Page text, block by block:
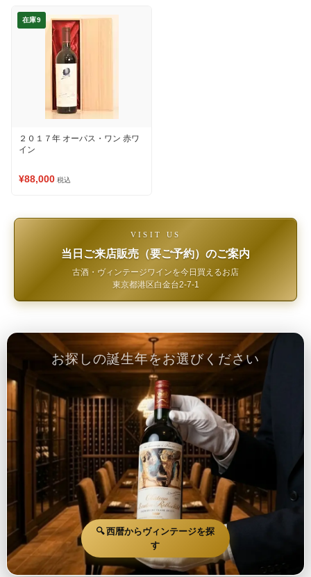
在庫9
２０１７年 オーパス・ワン 赤ワ
イン
¥88,000 税込
VISIT US
当日ご来店販売（要ご予約）のご案内
古酒・ヴィンテージワインを今日買えるお店
東京都港区白金台2-7-1
お探しの誕生年をお選びください
🔍 西暦からヴィンテージを探
す